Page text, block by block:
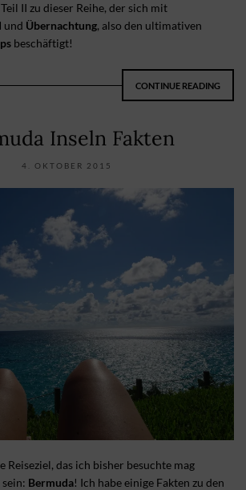
II zu dieser Reihe, der sich mit
und Übernachtung, also den ultimativen
beschäftigt!
CONTINUE READING
Inseln Fakten
4. OKTOBER 2015
Reiseziel, das ich bisher besuchte mag
Bermuda! Ich habe einige Fakten zu den